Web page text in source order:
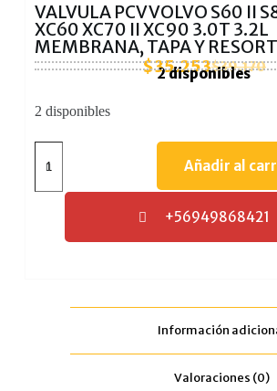
VALVULA PCV VOLVO S60 II
XC60 XC70 II XC90 3.0T 3.2L
MEMBRANA, TAPA Y
$39.170
$35.253
2 disponibles
2 disponibles
Añadir al
+56949868421
Información
Valoraciones (0)